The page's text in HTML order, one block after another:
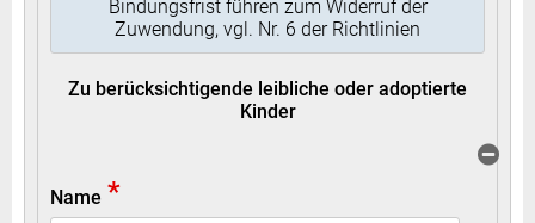
Bindungsfrist führen zum Widerruf der
Zuwendung, vgl. Nr. 6 der Richtlinien
Zu berücksichtigende leibliche oder adoptierte
Kinder
Name *